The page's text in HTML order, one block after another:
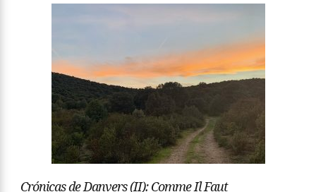
Crónicas de Danvers (II): Comme Il Faut